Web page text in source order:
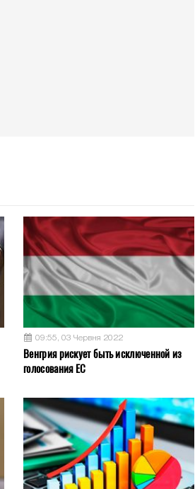
09:55, 03 Червня 2022
Венгрия рискует быть исключенной из
голосования ЕС